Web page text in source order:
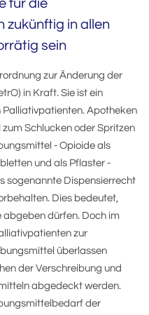
für die
zukünftig in allen
sein
zur Änderung der
in Kraft. Sie ist ein
Palliativpatienten. Apotheken
Schlucken oder Spritzen
- Opioide als
und als Pflaster -
sogenannte Dispensierrecht
Dies bedeutet,
dürfen. Doch im
zur
überlassen
der Verschreibung und
abgedeckt werden.
der